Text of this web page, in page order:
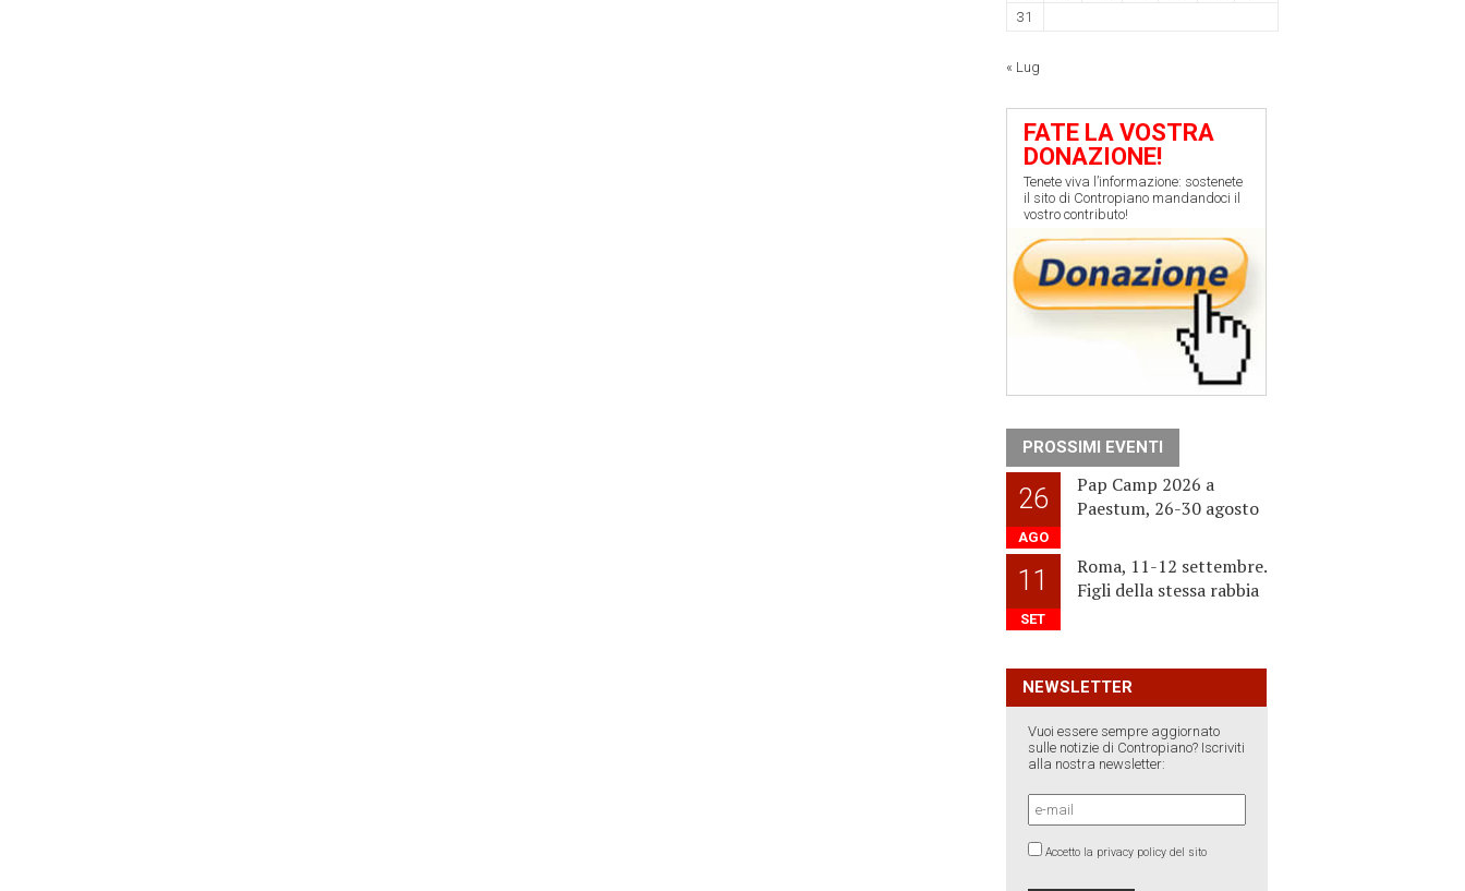
31
« Lug
FATE LA VOSTRA
DONAZIONE!
Tenete viva l’informazione: sostenete
il sito di Contropiano mandandoci il
vostro contributo!
PROSSIMI EVENTI
26
AGO
Pap Camp 2026 a
Paestum, 26-30 agosto
11
SET
Roma, 11-12 settembre.
Figli della stessa rabbia
NEWSLETTER
Vuoi essere sempre aggiornato
sulle notizie di Contropiano? Iscriviti
alla nostra newsletter:
Accetto la privacy policy del sito